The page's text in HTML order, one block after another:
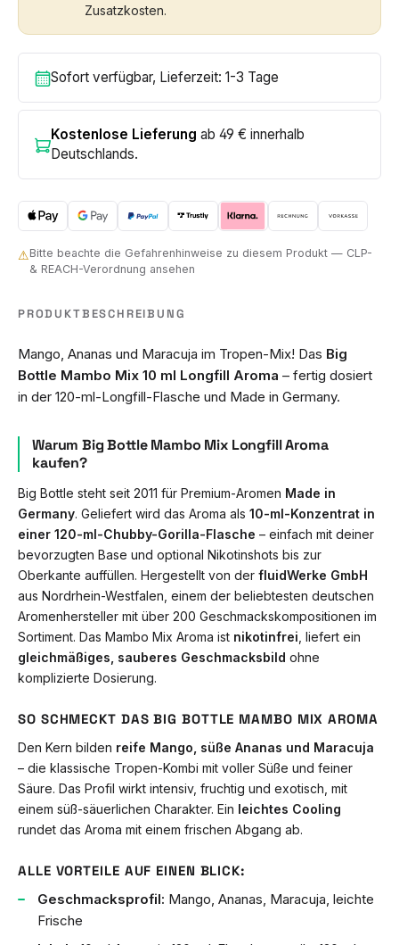
Zusatzkosten.
Sofort verfügbar, Lieferzeit: 1-3 Tage
Kostenlose Lieferung ab 49 € innerhalb
Deutschlands.
⚠Bitte beachte die Gefahrenhinweise zu diesem Produkt — CLP-
& REACH-Verordnung ansehen
PRODUKTBESCHREIBUNG
Mango, Ananas und Maracuja im Tropen-Mix! Das Big
Bottle Mambo Mix 10 ml Longfill Aroma – fertig dosiert
in der 120-ml-Longfill-Flasche und Made in Germany.
Warum Big Bottle Mambo Mix Longfill Aroma
kaufen?
Big Bottle steht seit 2011 für Premium-Aromen Made in
Germany. Geliefert wird das Aroma als 10-ml-Konzentrat in
einer 120-ml-Chubby-Gorilla-Flasche – einfach mit deiner
bevorzugten Base und optional Nikotinshots bis zur
Oberkante auffüllen. Hergestellt von der fluidWerke GmbH
aus Nordrhein-Westfalen, einem der beliebtesten deutschen
Aromenhersteller mit über 200 Geschmackskompositionen im
Sortiment. Das Mambo Mix Aroma ist nikotinfrei , liefert ein
gleichmäßiges, sauberes Geschmacksbild ohne
komplizierte Dosierung.
SO SCHMECKT DAS BIG BOTTLE MAMBO MIX AROMA
Den Kern bilden reife Mango, süße Ananas und Maracuja
– die klassische Tropen-Kombi mit voller Süße und feiner
Säure. Das Profil wirkt intensiv, fruchtig und exotisch, mit
einem süß-säuerlichen Charakter. Ein leichtes Cooling
rundet das Aroma mit einem frischen Abgang ab.
ALLE VORTEILE AUF EINEN BLICK:
Geschmacksprofil: Mango, Ananas, Maracuja, leichte
Frische